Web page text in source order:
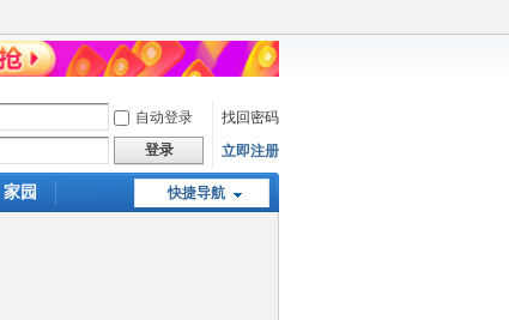
自动登录
找回密码
登录 立即注册
快捷导航
家园